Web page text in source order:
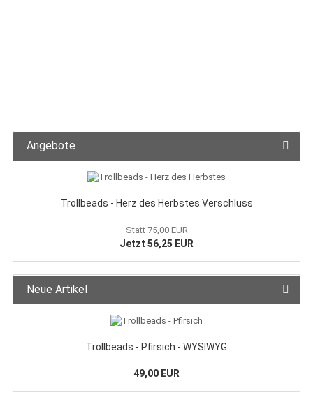
Angebote
Trollbeads - Herz des Herbstes Verschluss
Statt 75,00 EUR
Jetzt 56,25 EUR
Neue Artikel
Trollbeads - Pfirsich - WYSIWYG
49,00 EUR